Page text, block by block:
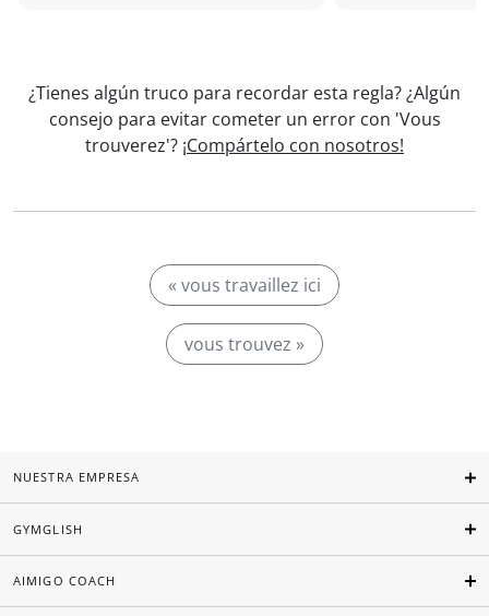
¿Tienes algún truco para recordar esta regla? ¿Algún
consejo para evitar cometer un error con 'Vous
trouverez'? ¡Compártelo con nosotros!
« vous travaillez ici
vous trouvez »
NUESTRA EMPRESA
GYMGLISH
AIMIGO COACH